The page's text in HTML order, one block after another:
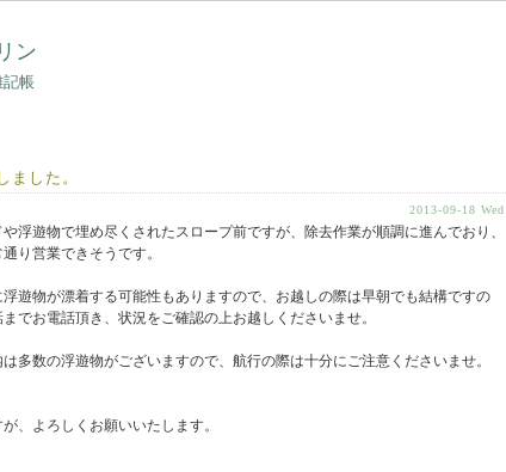
ン
帳
ました。
2013-09-18 Wed
浮遊物で埋め尽くされたスロープ前ですが、除去作業が順調に進んでおり、
り営業できそうです。
遊物が漂着する可能性もありますので、お越しの際は早朝でも結構ですの
でお電話頂き、状況をご確認の上お越しくださいませ。
多数の浮遊物がございますので、航行の際は十分にご注意くださいませ。
、よろしくお願いいたします。